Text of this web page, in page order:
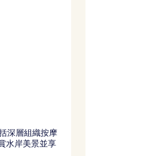
深層組織按摩
水岸美景並享